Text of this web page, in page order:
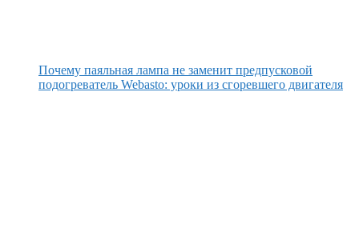
Почему паяльная лампа не заменит предпусковой
подогреватель Webasto: уроки из сгоревшего двигателя